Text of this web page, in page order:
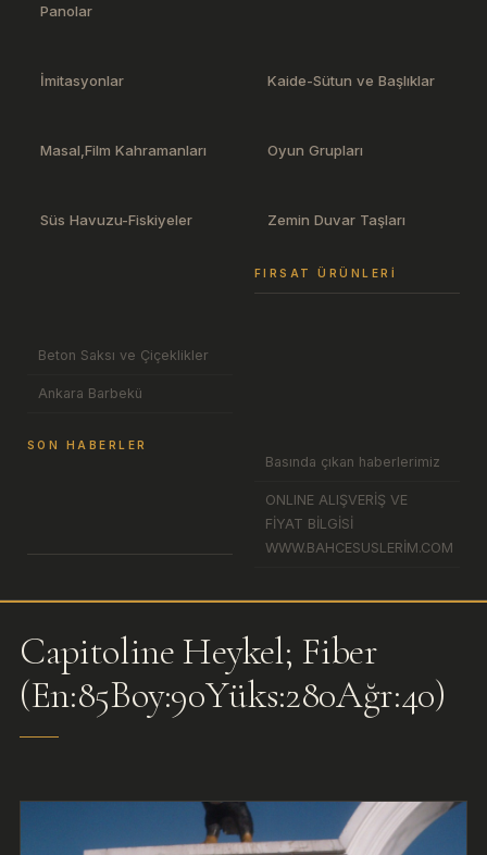
Panolar
İmitasyonlar Kaide-Sütun ve Başlıklar
Masal,Film Kahramanları Oyun Grupları
Süs Havuzu-Fiskiyeler Zemin Duvar Taşları
FIRSAT ÜRÜNLERI
Beton Saksı ve Çiçeklikler
Ankara Barbekü
SON HABERLER
Basında çıkan haberlerimiz
ONLINE ALIŞVERİŞ VE
FİYAT BİLGİSİ
WWW.BAHCESUSLERİM.COM
Capitoline Heykel; Fiber
(En:85Boy:90Yüks:280Ağr:40)